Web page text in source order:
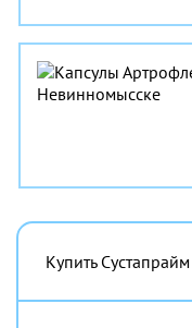
Купить